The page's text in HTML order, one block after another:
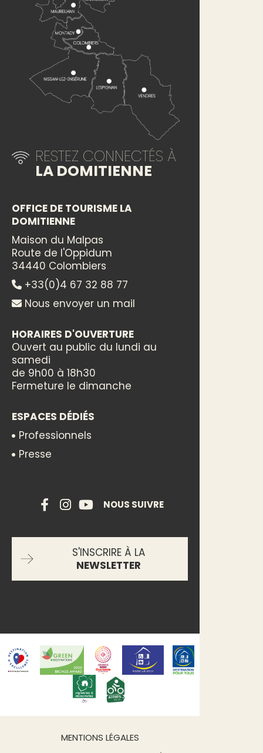
RESTEZ CONNECTÉS À
LA DOMITIENNE
OFFICE DE TOURISME LA
DOMITIENNE
Maison du Malpas
Route de l'Oppidum
34440 Colombiers
+33(0)4 67 32 88 77
Nous envoyer un mail
HORAIRES D'OUVERTURE
Ouvert au public du lundi au
samedi
de 9h00 à 18h30
Fermeture le dimanche
ESPACES DÉDIÉS
Professionnels
Presse
NOUS SUIVRE
S'INSCRIRE À LA
NEWSLETTER
MENTIONS LÉGALES